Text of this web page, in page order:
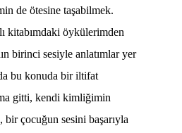
de ötesine taşabilmek.
kitabımdaki öykülerimden
birinci sesiyle anlatımlar yer
bu konuda bir iltifat
gitti, kendi kimliğimin
bir çocuğun sesini başarıyla